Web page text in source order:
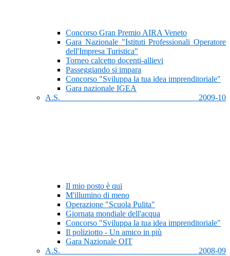
Concorso Gran Premio AIRA Veneto
Gara Nazionale "Istituti Professionali Operatore
dell'Impresa Turistica"
Torneo calcetto docenti-allievi
Passeggiando si impara
Concorso "Sviluppa la tua idea imprenditoriale"
Gara nazionale IGEA
A.S. 2009-10
Il mio posto è qui
M'illumino di meno
Operazione "Scuola Pulita"
Giornata mondiale dell'acqua
Concorso "Sviluppa la tua idea imprenditoriale"
Il poliziotto - Un amico in più
Gara Nazionale OIT
A.S. 2008-09